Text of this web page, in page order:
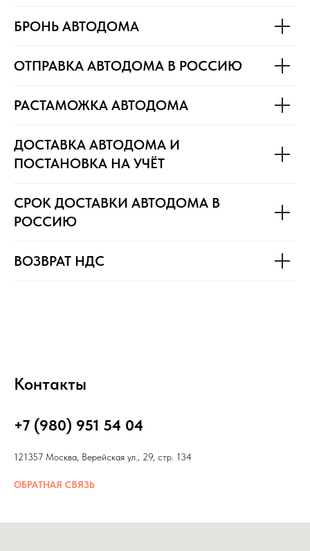
БРОНЬ АВТОДОМА
ОТПРАВКА АВТОДОМА В РОССИЮ
РАСТАМОЖКА АВТОДОМА
ДОСТАВКА АВТОДОМА И
ПОСТАНОВКА НА УЧЁТ
СРОК ДОСТАВКИ АВТОДОМА В
РОССИЮ
ВОЗВРАТ НДС
Контакты
+7 (980) 951 54 04
121357 Москва, Верейская ул., 29, стр. 134
ОБРАТНАЯ СВЯЗЬ